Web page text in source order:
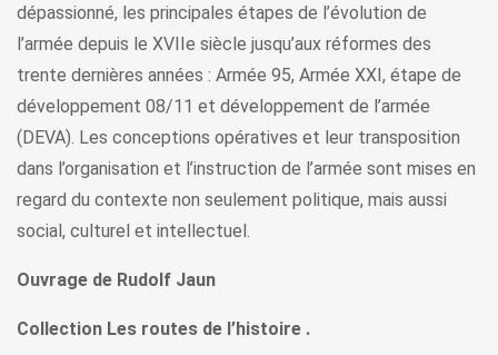
dépassionné, les principales étapes de l’évolution de
l’armée depuis le XVIIe siècle jusqu’aux réformes des
trente dernières années : Armée 95, Armée XXI, étape de
développement 08/11 et développement de l’armée
(DEVA). Les conceptions opératives et leur transposition
dans l’organisation et l’instruction de l’armée sont mises en
regard du contexte non seulement politique, mais aussi
social, culturel et intellectuel.
Ouvrage de Rudolf Jaun
Collection Les routes de l’histoire .